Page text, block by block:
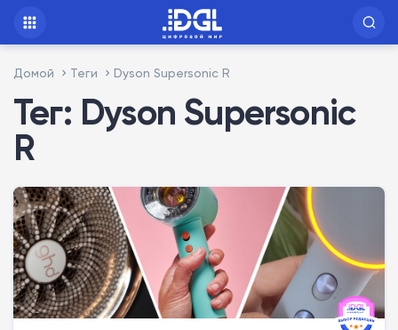
Домой Теги Dyson Supersonic R
Тег: Dyson Supersonic
R